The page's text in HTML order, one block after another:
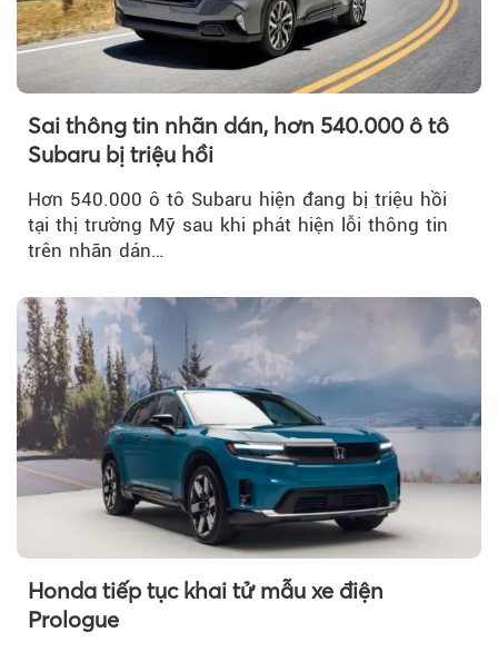
Sai thông tin nhãn dán, hơn 540.000 ô tô
Subaru bị triệu hồi
Hơn 540.000 ô tô Subaru hiện đang bị triệu hồi
tại thị trường Mỹ sau khi phát hiện lỗi thông tin
trên nhãn dán…
Honda tiếp tục khai tử mẫu xe điện
Prologue